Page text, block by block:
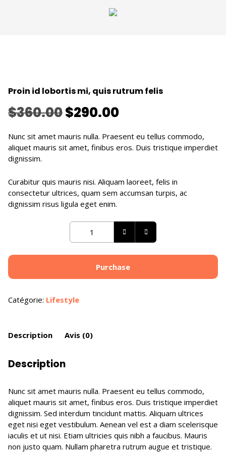
Proin id lobortis mi, quis rutrum felis
$360.00Le
prix
initial
$360.00.
$290.00Le
prix
actuel
$290.00.
Nunc sit amet mauris nulla. Praesent eu tellus commodo,
aliquet mauris sit amet, finibus eros. Duis tristique imperdiet
dignissim.
Curabitur quis mauris nisi. Aliquam laoreet, felis in
consectetur ultrices, quam sem accumsan turpis, ac
dignissim risus ligula eget enim.
Proin
id
rutrum
quantity
Purchase
Catégorie: Lifestyle
Description Avis (0)
Description
Nunc sit amet mauris nulla. Praesent eu tellus commodo,
aliquet mauris sit amet, finibus eros. Duis tristique imperdiet
dignissim. Sed interdum tincidunt mattis. Aliquam ultrices
eget nisi eget vestibulum. Aenean vel est a diam scelerisque
iaculis et ut nisi. Etiam ultricies quis nibh a faucibus. Mauris
non justo quam. Nullam pharetra rutrum augue et tristique.